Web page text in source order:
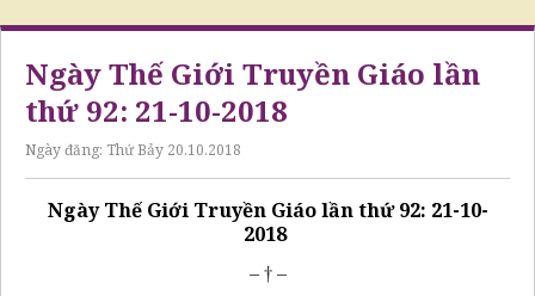
Ngày Thế Giới Truyền Giáo lần
thứ 92: 21-10-2018
Ngày đăng: Thứ Bảy 20.10.2018
Ngày Thế Giới Truyền Giáo lần thứ 92: 21-10-
2018
– † –